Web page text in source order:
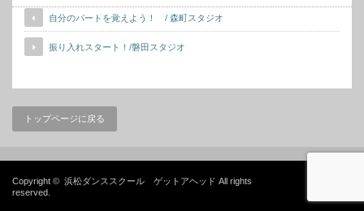
自分のパートを覚えよう！ / 森町スタジオ
振り入れスタート！/磐田スタジオ
トップページに戻る
Copyright © 浜松ダンススクール ゲットアヘッド All rights
reserved.